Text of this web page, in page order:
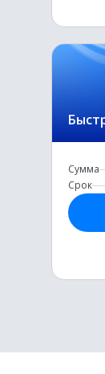
Сумма
Срок